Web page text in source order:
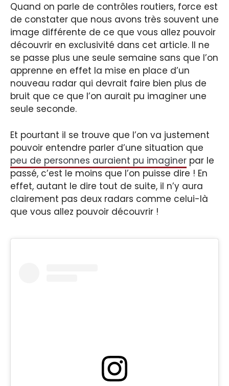
Quand on parle de contrôles routiers, force est
de constater que nous avons très souvent une
image différente de ce que vous allez pouvoir
découvrir en exclusivité dans cet article. Il ne
se passe plus une seule semaine sans que l’on
apprenne en effet la mise en place d’un
nouveau radar qui devrait faire bien plus de
bruit que ce que l’on aurait pu imaginer une
seule seconde.
Et pourtant il se trouve que l’on va justement
pouvoir entendre parler d’une situation que
peu de personnes auraient pu imaginer par le
passé, c’est le moins que l’on puisse dire ! En
effet, autant le dire tout de suite, il n’y aura
clairement pas deux radars comme celui-là
que vous allez pouvoir découvrir !